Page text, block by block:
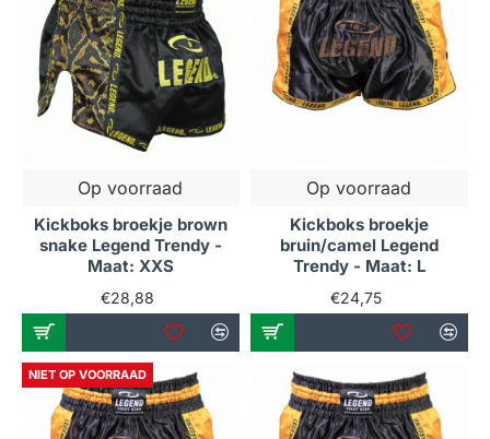
Op voorraad
Kickboks broekje brown
snake Legend Trendy -
Maat: XXS
€28,88
Op voorraad
Kickboks broekje
bruin/camel Legend
Trendy - Maat: L
€24,75
NIET OP VOORRAAD